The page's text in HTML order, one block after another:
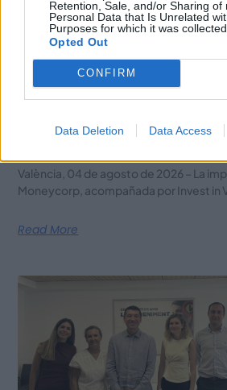
Retention, Sale, and/or Sharing of
Personal Data that Is Unrelated
Purposes for which it was collected.
Opted Out
CONFIRM
Data Deletion Data Access
Moneycorp elige València
actividad y reforzar el
València, 04 de agosto de 2026 – La
Moneycorp, acompañada por Invest in
Read More